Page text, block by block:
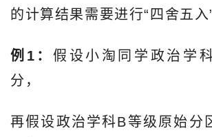
的计算结果需要进行“四舍五入
例1： 假设小淘同学政治学
分，
再假设政治学科B等级原始分